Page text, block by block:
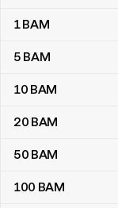
1BAM
5 BAM
10 BAM
20 BAM
50 BAM
100 BAM